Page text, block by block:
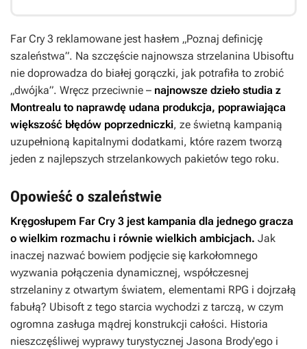
Far Cry 3 reklamowane jest hasłem „Poznaj definicję
szaleństwa”. Na szczęście najnowsza strzelanina Ubisoftu
nie doprowadza do białej gorączki, jak potrafiła to zrobić
„dwójka”. Wręcz przeciwnie – najnowsze dzieło studia z
Montrealu to naprawdę udana produkcja, poprawiająca
większość błędów poprzedniczki, ze świetną kampanią
uzupełnioną kapitalnymi dodatkami, które razem tworzą
jeden z najlepszych strzelankowych pakietów tego roku.
Opowieść o szaleństwie
Kręgosłupem Far Cry 3 jest kampania dla jednego gracza
o wielkim rozmachu i równie wielkich ambicjach. Jak
inaczej nazwać bowiem podjęcie się karkołomnego
wyzwania połączenia dynamicznej, współczesnej
strzelaniny z otwartym światem, elementami RPG i dojrzałą
fabułą? Ubisoft z tego starcia wychodzi z tarczą, w czym
ogromna zasługa mądrej konstrukcji całości. Historia
nieszczęśliwej wyprawy turystycznej Jasona Brody'ego i